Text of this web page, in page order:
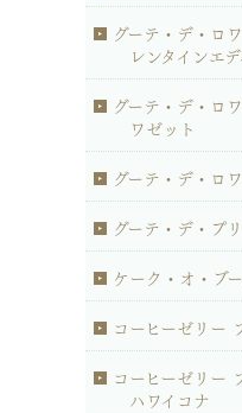
グーテ・デ・ロ
レンタインエ
グーテ・デ・ロ
ワゼット
グーテ・デ・ロ
グーテ・デ・プ
ケーク・オ・ブ
コーヒーゼリー
コーヒーゼリー
ハワイコナ